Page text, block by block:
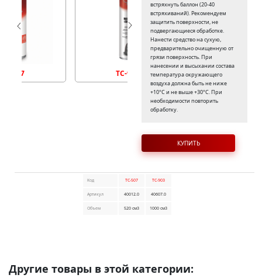
TC-507 TC-903
встряхнуть баллон (20-40
встряхиваний). Рекомендуем
защитить поверхности, не
подвергающиеся обработке.
Нанести средство на сухую,
предварительно очищенную от
грязи поверхность. При
нанесении и высыхании состава
температура окружающего
воздуха должна быть не ниже
+10°С и не выше +30°С. При
необходимости повторить
обработку.
КУПИТЬ
Код TC-507 TC-903
Артикул 40012.0 40607.0
Объем 520 см3 1000 см3
Другие товары в этой категории: